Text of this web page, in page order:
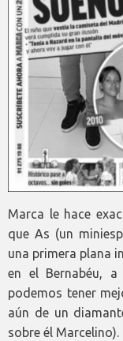
Marca le hace
que As (un
una primera plana
en el Bernabéu,
podemos tener
aún de un
sobre él Marcelino).